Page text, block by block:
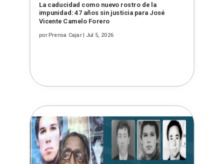
La caducidad como nuevo rostro de la
impunidad: 47 años sin justicia para José
Vicente Camelo Forero
porPrensa Cajar| Jul 5, 2026